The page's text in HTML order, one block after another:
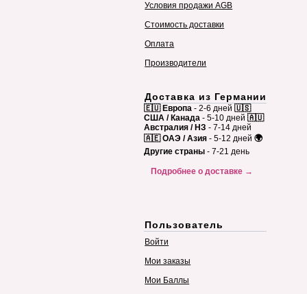
Условия продажи AGB
Стоимость доставки
Оплата
Производители
Доставка из Германии
🇪🇺 Европа - 2-6 дней 🇺🇸
США / Канада - 5-10 дней 🇦🇺
Австралия / НЗ - 7-14 дней
🇦🇪 ОАЭ / Азия - 5-12 дней 🌍
Другие страны - 7-21 день
Подробнее о доставке →
Пользователь
Войти
Мои заказы
Мои Баллы